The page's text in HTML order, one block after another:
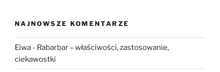
NAJNOWSZE KOMENTARZE
Eiwa - Rabarbar – właściwości, zastosowanie,
ciekawostki